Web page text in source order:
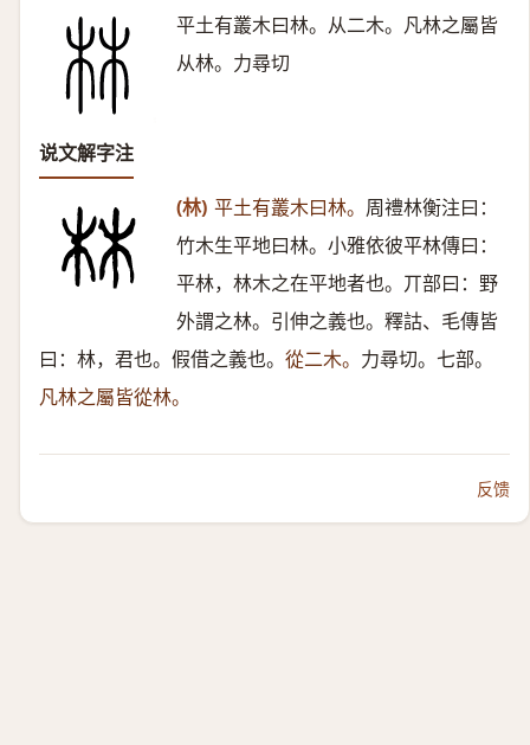
平土有叢木曰林。从二木。凡林之屬皆
从林。力尋切
说文解字注
(林) 平土有叢木曰林。 周禮林衡注曰：
竹木生平地曰林。小雅依彼平林傳曰：
平林，林木之在平地者也。丌部曰：野
外謂之林。引伸之義也。釋詁、毛傳皆
曰：林，君也。假借之義也。 從二木。 力尋切。七部。
凡林之屬皆從林。
反馈